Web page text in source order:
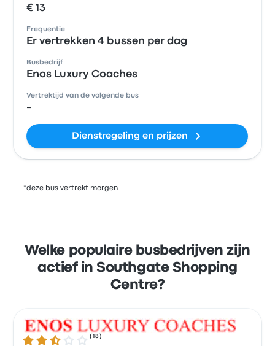
€ 13
Frequentie
Er vertrekken 4 bussen per dag
Busbedrijf
Enos Luxury Coaches
Vertrektijd van de volgende bus
-
Dienstregeling en prijzen
*deze bus vertrekt morgen
Welke populaire busbedrijven zijn
actief in Southgate Shopping
Centre?
2.7 van de 5 sterren
(18 )